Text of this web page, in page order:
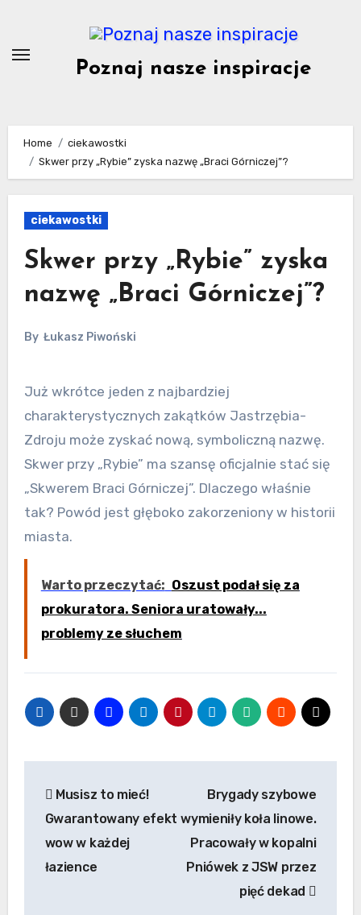
content
Poznaj nasze inspiracje
Home
ciekawostki
Skwer przy „Rybie” zyska nazwę „Braci Górniczej”?
ciekawostki
Skwer przy „Rybie” zyska
nazwę „Braci Górniczej”?
By Łukasz Piwoński
Już wkrótce jeden z najbardziej
charakterystycznych zakątków Jastrzębia-
Zdroju może zyskać nową, symboliczną nazwę.
Skwer przy „Rybie” ma szansę oficjalnie stać się
„Skwerem Braci Górniczej”. Dlaczego właśnie
tak? Powód jest głęboko zakorzeniony w historii
miasta.
Warto przeczytać: Oszust podał się za
prokuratora. Seniora uratowały...
problemy ze słuchem
wpisu
Musisz to mieć!
Gwarantowany efekt
wow w każdej
łazience
Brygady szybowe
wymieniły koła linowe.
Pracowały w kopalni
Pniówek z JSW przez
pięć dekad